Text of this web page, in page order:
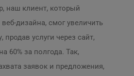
наш клиент, который
веб-дизайна, смог увеличить
продав услуги через сайт,
60% за полгода. Так,
заявок и предложения,